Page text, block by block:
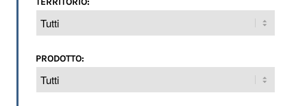
PRODOTTO: